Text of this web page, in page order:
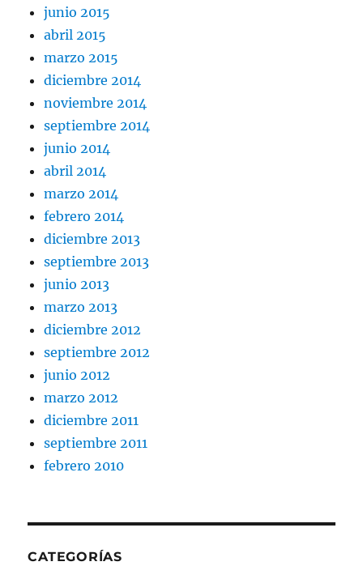
junio 2015
abril 2015
marzo 2015
diciembre 2014
noviembre 2014
septiembre 2014
junio 2014
abril 2014
marzo 2014
febrero 2014
diciembre 2013
septiembre 2013
junio 2013
marzo 2013
diciembre 2012
septiembre 2012
junio 2012
marzo 2012
diciembre 2011
septiembre 2011
febrero 2010
CATEGORÍAS